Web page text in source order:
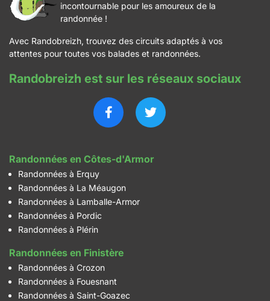
incontournable pour les amoureux de la
randonnée !
Avec Randobreizh, trouvez des circuits adaptés à vos
attentes pour toutes vos balades et randonnées.
Randobreizh est sur les réseaux sociaux
Randonnées en Côtes-d'Armor
Randonnées à Erquy
Randonnées à La Méaugon
Randonnées à Lamballe-Armor
Randonnées à Pordic
Randonnées à Plérin
Randonnées en Finistère
Randonnées à Crozon
Randonnées à Fouesnant
Randonnées à Saint-Goazec